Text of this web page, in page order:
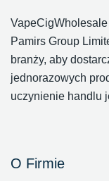
Pamirs Group
branży, aby
jednorazowych
uczynienie handlu
O Firmie